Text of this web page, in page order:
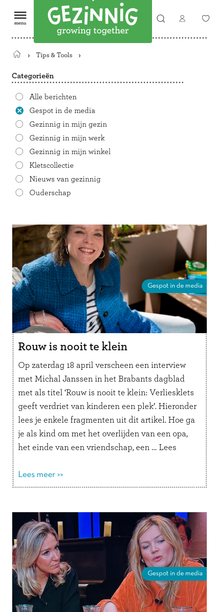
Terug
de
Tips & Tools
Categorieën
Alle berichten
Gespot in de media
Gezinnig in mijn gezin
Gezinnig in mijn werk
Gezinnig in mijn winkel
Kletscollectie
Nieuws van gezinnig
Ouderschap
Gespot in de media
Rouw is nooit te klein
Op zaterdag 18 april verscheen een interview
met Michal Janssen in het Brabants dagblad
met als titel ‘Rouw is nooit te klein: Verliesklets
geeft verdriet van kinderen een plek’. Hieronder
lees je enkele fragmenten uit dit artikel. Hoe ga
je als kind om met het overlijden van een opa,
het einde van een vriendschap, een … Lees
Lees meer >>
Gespot in de media